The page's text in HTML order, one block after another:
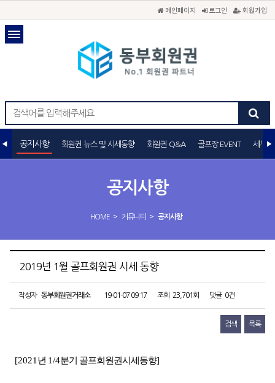
메인페이지 로그인 회원가입
공지사항
HOME > 커뮤니티 > 공지사항
공지사항 회원권 뉴스 및 시세동향 회원권 Q&A 골프장 EVENT 세무상
2019년 1월 골프회원권 시세 동향
작성자 동부회원권거래소 19-01-07 09:17 조회 23,701회 댓글 0건
검색 목록
[2021 년 1/4분기 골프회원권시세동향]